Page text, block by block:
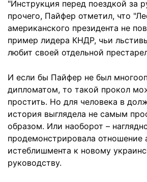
"Инструкция перед поездкой за
прочего, Пайфер отметил, что
американского президента не
пример лидера КНДР, чьи
любит своей отдельной
И если бы Пайфер не был
дипломатом, то такой прокол
простить. Но для человека в
история выглядела не самым
образом. Или наоборот –
продемонстрировала отношение
истеблишмента к новому
руководству.